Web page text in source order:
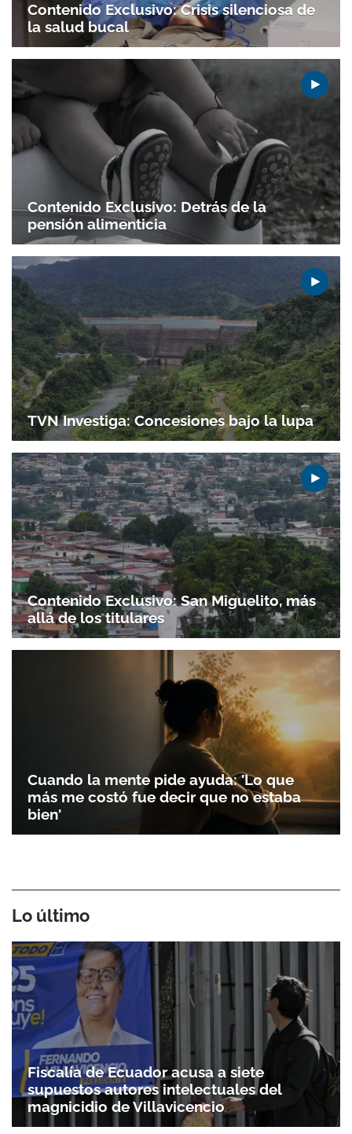
Contenido Exclusivo: Crisis silenciosa de
la salud bucal
Contenido Exclusivo: Detrás de la
pensión alimenticia
TVN Investiga: Concesiones bajo la lupa
Contenido Exclusivo: San Miguelito, más
allá de los titulares
Cuando la mente pide ayuda: 'Lo que
más me costó fue decir que no estaba
bien'
Lo último
Fiscalía de Ecuador acusa a siete
supuestos autores intelectuales del
magnicidio de Villavicencio